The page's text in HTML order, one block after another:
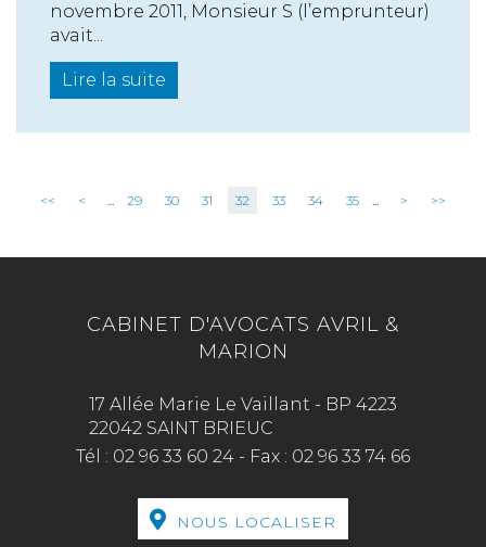
novembre 2011, Monsieur S (l’emprunteur)
avait...
Lire la suite
<< < ... 29 30 31 32 33 34 35 ... > >>
CABINET D'AVOCATS AVRIL &
MARION
17 Allée Marie Le Vaillant - BP 4223
22042 SAINT BRIEUC
Tél : 02 96 33 60 24 - Fax : 02 96 33 74 66
NOUS LOCALISER